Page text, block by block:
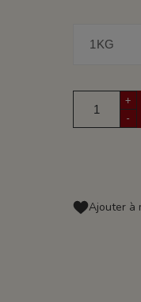
+
-
Ajouter à